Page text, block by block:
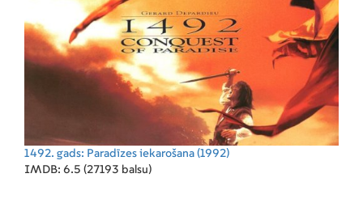
1492. gads: Paradīzes iekarošana (1992)
IMDB: 6.5 (27193 balsu)